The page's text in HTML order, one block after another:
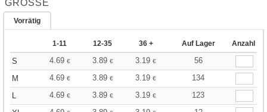
GRÖSSE
Vorrätig
1-11 12-35 36 + Auf Lager Anzahl
S 4.69 € 3.89 € 3.19 €
56
M
4.69 € 3.89 € 3.19 €
134
L
4.69 € 3.89 € 3.19 €
123